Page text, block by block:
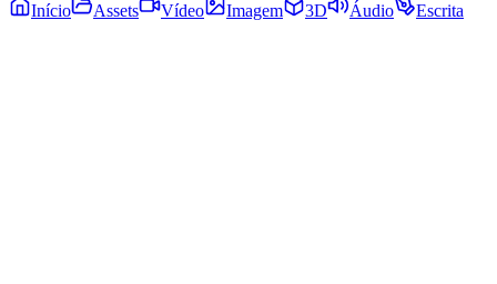
Início Assets Vídeo Imagem 3D Áudio Escrita